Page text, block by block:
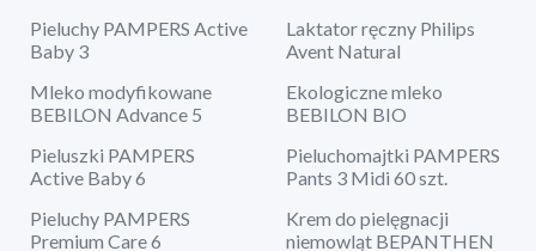
Pieluchy PAMPERS Active
Baby 3
Laktator ręczny Philips
Avent Natural
Mleko modyfikowane
BEBILON Advance 5
Ekologiczne mleko
BEBILON BIO
Pieluszki PAMPERS
Active Baby 6
Pieluchomajtki PAMPERS
Pants 3 Midi 60 szt.
Pieluchy PAMPERS
Premium Care 6
Krem do pielęgnacji
niemowląt BEPANTHEN